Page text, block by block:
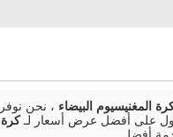
المغنيسيوم البيضاء ، نحن
على أفضل عرض أسعار لـكرة